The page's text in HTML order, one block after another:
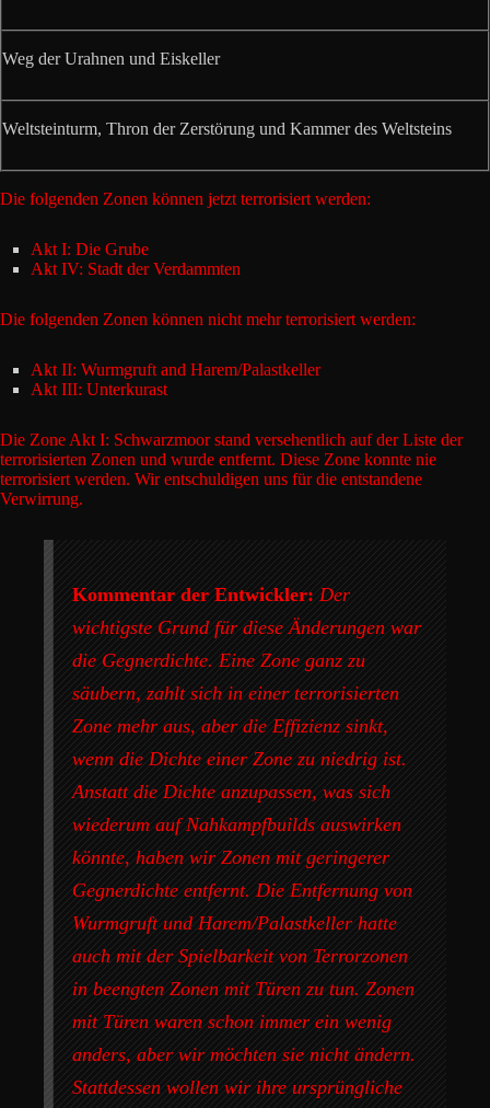
Weg der Urahnen und Eiskeller
Weltsteinturm, Thron der Zerstörung und Kammer des Weltsteins
Die folgenden Zonen können jetzt terrorisiert werden:
Akt I: Die Grube
Akt IV: Stadt der Verdammten
Die folgenden Zonen können nicht mehr terrorisiert werden:
Akt II: Wurmgruft and Harem/Palastkeller
Akt III: Unterkurast
Die Zone Akt I: Schwarzmoor stand versehentlich auf der Liste der
terrorisierten Zonen und wurde entfernt. Diese Zone konnte nie
terrorisiert werden. Wir entschuldigen uns für die entstandene
Verwirrung.
Kommentar der Entwickler: Der
wichtigste Grund für diese Änderungen war
die Gegnerdichte. Eine Zone ganz zu
säubern, zahlt sich in einer terrorisierten
Zone mehr aus, aber die Effizienz sinkt,
wenn die Dichte einer Zone zu niedrig ist.
Anstatt die Dichte anzupassen, was sich
wiederum auf Nahkampfbuilds auswirken
könnte, haben wir Zonen mit geringerer
Gegnerdichte entfernt. Die Entfernung von
Wurmgruft und Harem/Palastkeller hatte
auch mit der Spielbarkeit von Terrorzonen
in beengten Zonen mit Türen zu tun. Zonen
mit Türen waren schon immer ein wenig
anders, aber wir möchten sie nicht ändern.
Stattdessen wollen wir ihre ursprüngliche